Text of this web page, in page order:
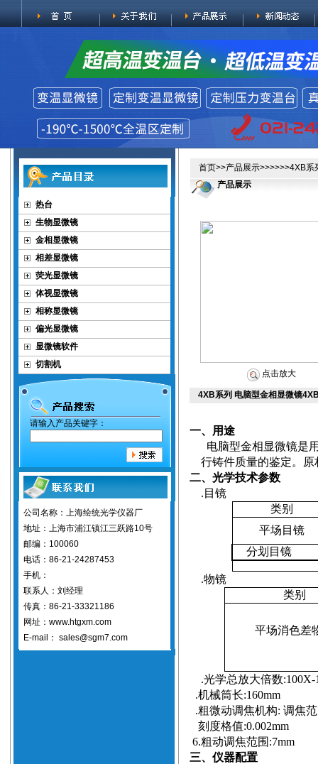
热台
生物显微镜
金相显微镜
相差显微镜
荧光显微镜
体视显微镜
相称显微镜
偏光显微镜
显微镜软件
切割机
请输入产品关键字：
公司名称：上海绘统光学仪器厂
地址：上海市浦江镇江三跃路10号
邮编：100060
电话：86-21-24287453
手机：
联系人：刘经理
传真：86-21-33321186
网址：www.htgxm.com
E-mail： sales@sgm7.com
首页>>产品展示>>>>>>4XB系
产品展示
点击放大
4XB系列 电脑型金相显微镜
一、用途
电脑型金相显微镜是
行铸件质量的鉴定。
二、光学技术参数
. 目镜
类别
平场目镜
分划目镜
.物镜
类别
平场消色差
.光学总放大倍数:100X-
.机械筒长:160mm
.粗微动调焦机构: 调焦
刻度格值:0.002mm
6.粗动调焦范围 :7mm
三、仪器配置